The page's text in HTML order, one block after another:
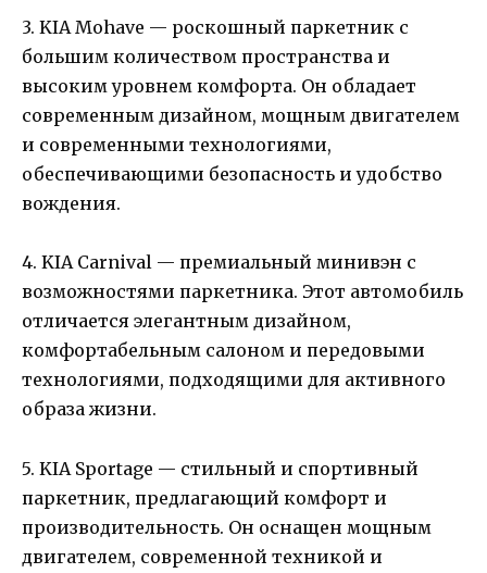
3. KIA Mohave — роскошный паркетник с
большим количеством пространства и
высоким уровнем комфорта. Он обладает
современным дизайном, мощным двигателем
и современными технологиями,
обеспечивающими безопасность и удобство
вождения.
4. KIA Carnival — премиальный минивэн с
возможностями паркетника. Этот автомобиль
отличается элегантным дизайном,
комфортабельным салоном и передовыми
технологиями, подходящими для активного
образа жизни.
5. KIA Sportage — стильный и спортивный
паркетник, предлагающий комфорт и
производительность. Он оснащен мощным
двигателем, современной техникой и